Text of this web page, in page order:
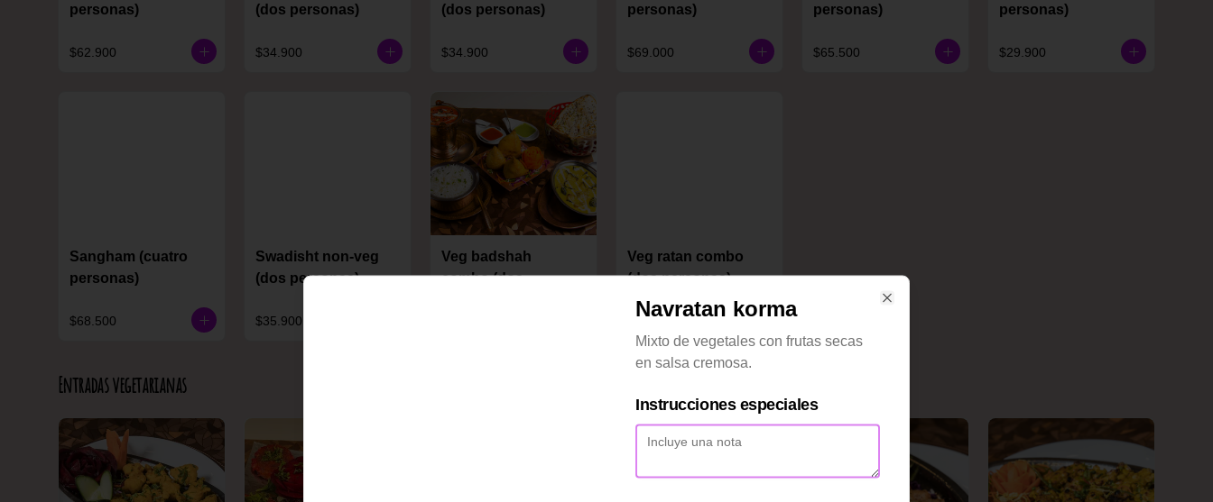
personas)
$62.900
(dos personas)
$34.900
(dos personas)
$34.900
personas)
$69.000
personas)
$65.500
personas)
$29.900
Sangham (cuatro
personas)
$68.500
Swadisht non-veg
(dos personas)
$35.900
Veg badshah
combo (dos
Veg ratan combo
(dos personas)
$33.900
Entradas vegetarianas
Navratan korma
Mixto de vegetales con frutas secas
en salsa cremosa.
Instrucciones especiales